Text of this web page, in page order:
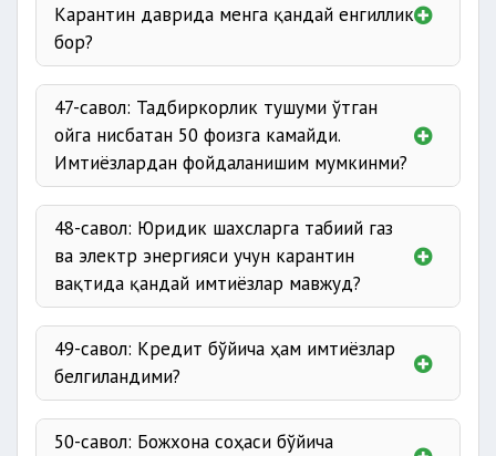
Карантин даврида менга қандай енгиллик
бор?
47-савол: Тадбиркорлик тушуми ўтган
ойга нисбатан 50 фоизга камайди.
Имтиёзлардан фойдаланишим мумкинми?
48-савол: Юридик шахсларга табиий газ
ва электр энергияси учун карантин
вақтида қандай имтиёзлар мавжуд?
49-савол: Кредит бўйича ҳам имтиёзлар
белгиландими?
50-савол: Божхона соҳаси бўйича